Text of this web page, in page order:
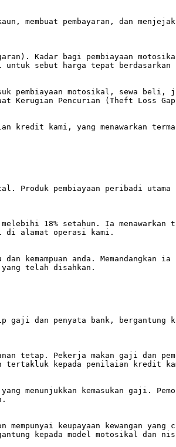
membuat pembayaran, dan
Kadar bagi pembiayaan
sebut harga tepat berdasarkan
pembiayaan motosikal, sewa beli,
Kerugian Pencurian (Theft Loss
kredit kami, yang menawarkan
Produk pembiayaan peribadi utama
18% setahun. Ia
di alamat operasi kami.
kemampuan anda. Memandangkan
yang telah disahkan.
gaji dan penyata bank,
tetap. Pekerja makan gaji dan
tertakluk kepada penilaian kredit
kemasukan gaji.
keupayaan kewangan yang
kepada model motosikal dan